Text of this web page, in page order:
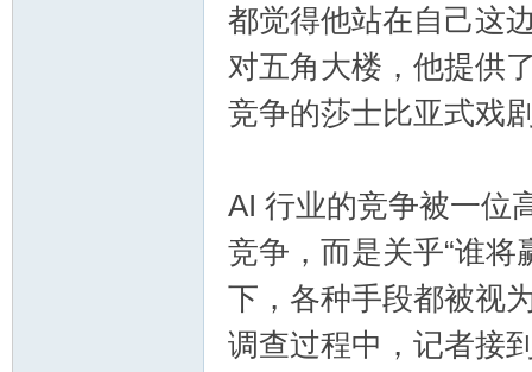
都觉得他站在自己这
对五角大楼，他提供
竞争的莎士比亚式戏
AI 行业的竞争被一位
竞争，而是关乎“谁将
下，各种手段都被视
调查过程中，记者接